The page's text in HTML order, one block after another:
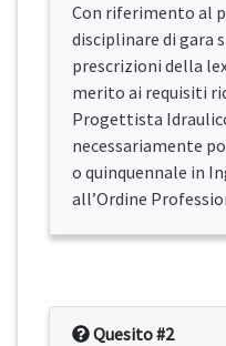
Con riferimento al
disciplinare di gara
prescrizioni della
merito ai requisiti
Progettista
necessariamente
o quinquennale in
all’Ordine
Quesito #2